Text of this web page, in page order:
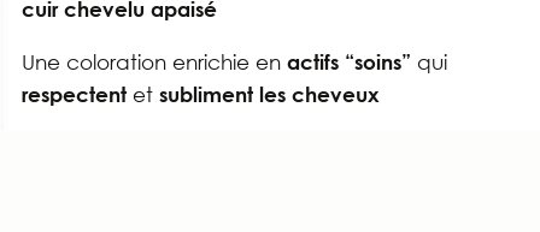
cuir chevelu apaisé
Une coloration enrichie en actifs “soins” qui
respectentet subliment les cheveux